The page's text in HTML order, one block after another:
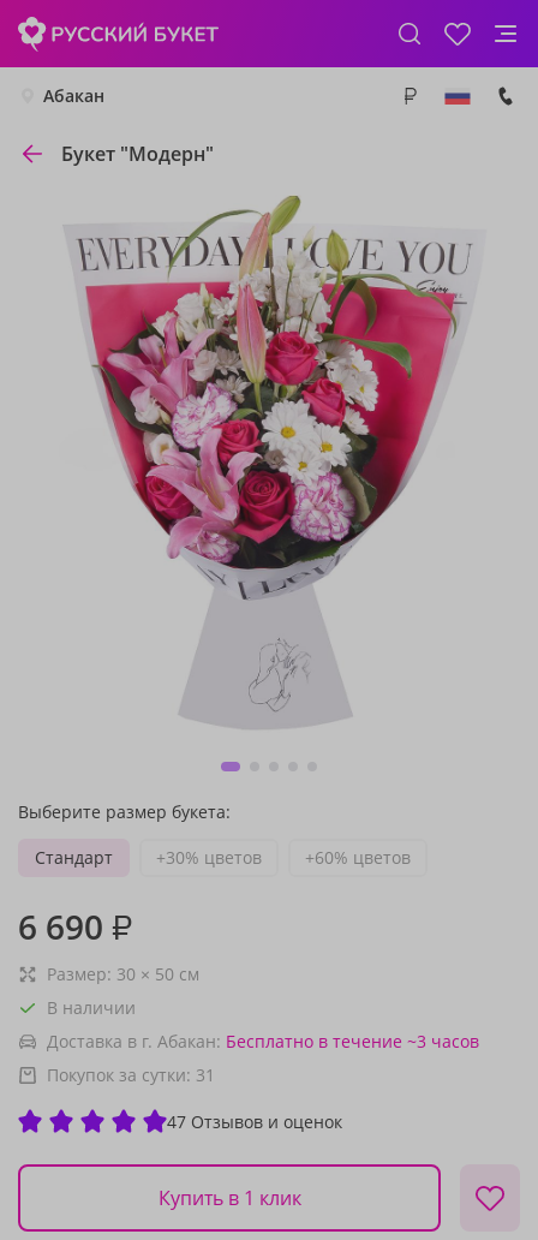
Абакан
Букет "Модерн"
Выберите размер букета:
Стандарт
+30% цветов +60% цветов
6 690 ₽
Размер: 30 × 50 см
В наличии
Доставка в г. Абакан: Бесплатно в течение ~3 часов
Покупок за сутки: 31
47 Отзывов и оценок
Купить в 1 клик